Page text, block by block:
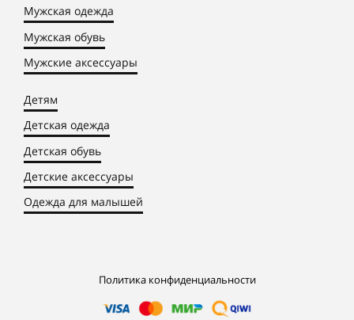
Мужская одежда
Мужская обувь
Мужские аксессуары
Детям
Детская одежда
Детская обувь
Детские аксессуары
Одежда для малышей
Политика конфиденциальности